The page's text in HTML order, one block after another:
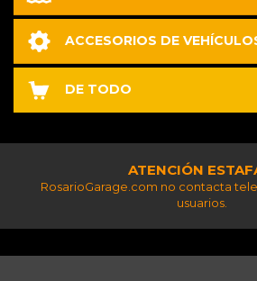
ACCESORIOS DE
DE TODO
ATENCIÓN
RosarioGarage.com no contacta
usuarios.